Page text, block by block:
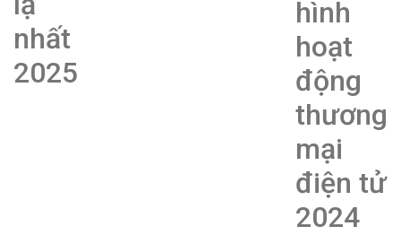
nhất
2025
hình
hoạt
động
thương
mại
điện tử
2024